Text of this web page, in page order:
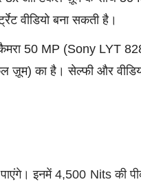
वीडियो बना सकती है।
50 MP (Sony LYT
ज़ूम) का है। सेल्फी और
इनमें 4,500 Nits की